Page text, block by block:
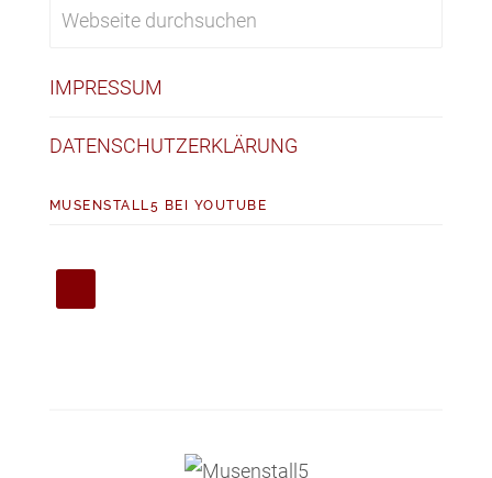
IMPRESSUM
DATENSCHUTZERKLÄRUNG
MUSENSTALL5 BEI YOUTUBE